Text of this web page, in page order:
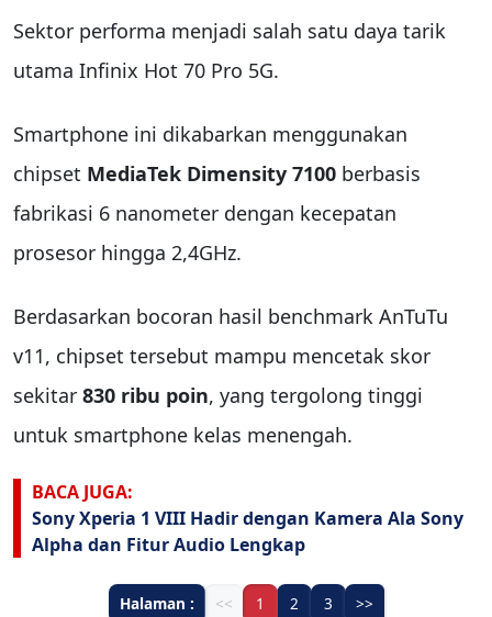
Sektor performa menjadi salah satu daya tarik
utama Infinix Hot 70 Pro 5G.
Smartphone ini dikabarkan menggunakan
chipset MediaTek Dimensity 7100 berbasis
fabrikasi 6 nanometer dengan kecepatan
prosesor hingga 2,4GHz.
Berdasarkan bocoran hasil benchmark AnTuTu
v11, chipset tersebut mampu mencetak skor
sekitar 830 ribu poin, yang tergolong tinggi
untuk smartphone kelas menengah.
BACA JUGA:
Sony Xperia 1 VIII Hadir dengan Kamera Ala Sony
Alpha dan Fitur Audio Lengkap
Halaman : << 1 2 3 >>